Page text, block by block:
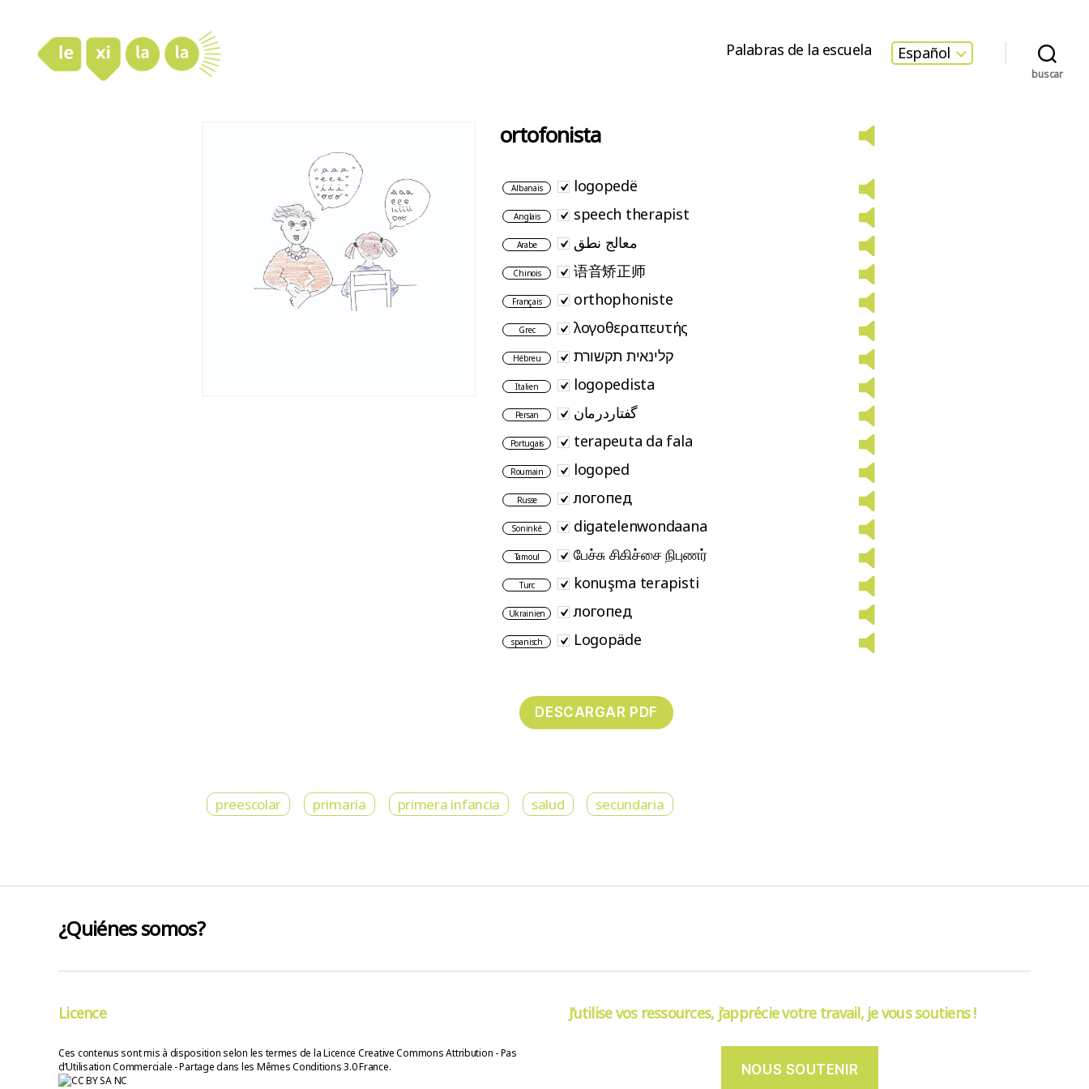
Palabras de la escuela Español
buscar
ortofonista
Albanais logopedë
Anglais speech therapist
Arabe معالج نطق
Chinois 语音矫正师
Français orthophoniste
Grec λογοθεραπευτής
Hébreu קלינאית תקשורת
Italien logopedista
Persan گفتاردرمان
Portugais terapeuta da fala
Roumain logoped
Russe логопед
Soninké digatelenwondaana
Tamoul பேச்சு சிகிச்சை நிபுணர்
Turc konuşma terapisti
Ukrainien логопед
spanisch Logopäde
preescolar primaria primera infancia salud secundaria
¿Quiénes somos?
Licence
Ces contenus sont mis à disposition selon les termes de la Licence Creative Commons Attribution - Pas
d’Utilisation Commerciale - Partage dans les Mêmes Conditions 3.0 France.
J’utilise vos ressources, j’apprécie votre travail, je vous soutiens !
NOUS SOUTENIR